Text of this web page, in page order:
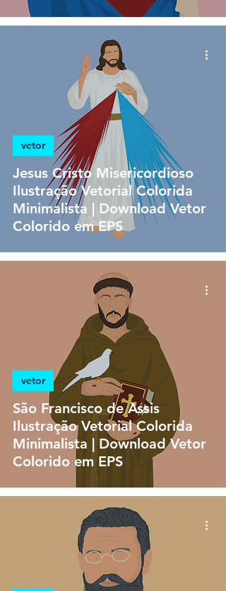
Jesus Cristo Misericordioso
Ilustração Vetorial Colorida
Minimalista | Download Vetor
Colorido em EPS
vetor
São Francisco de Assis
Ilustração Vetorial Colorida
Minimalista | Download Vetor
Colorido em EPS
vetor